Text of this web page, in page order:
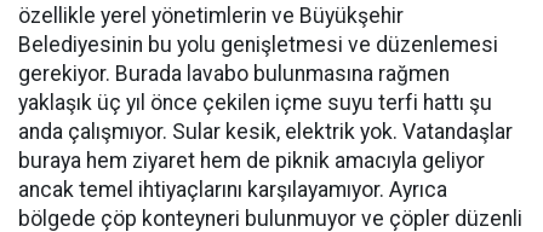
özellikle yerel yönetimlerin ve Büyükşehir
Belediyesinin bu yolu genişletmesi ve düzenlemesi
gerekiyor. Burada lavabo bulunmasına rağmen
yaklaşık üç yıl önce çekilen içme suyu terfi hattı şu
anda çalışmıyor. Sular kesik, elektrik yok. Vatandaşlar
buraya hem ziyaret hem de piknik amacıyla geliyor
ancak temel ihtiyaçlarını karşılayamıyor. Ayrıca
bölgede çöp konteyneri bulunmuyor ve çöpler düzenli